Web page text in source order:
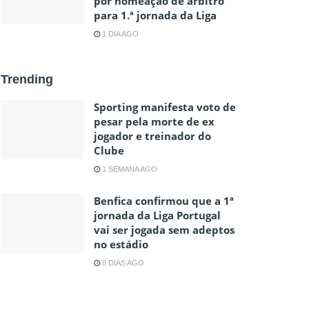
para 1.ª jornada da Liga
1 DIA AGO
Trending
Sporting manifesta voto de
pesar pela morte de ex
jogador e treinador do
Clube
1 SEMANA AGO
Benfica confirmou que a 1ª
jornada da Liga Portugal
vai ser jogada sem adeptos
no estádio
6 DIAS AGO